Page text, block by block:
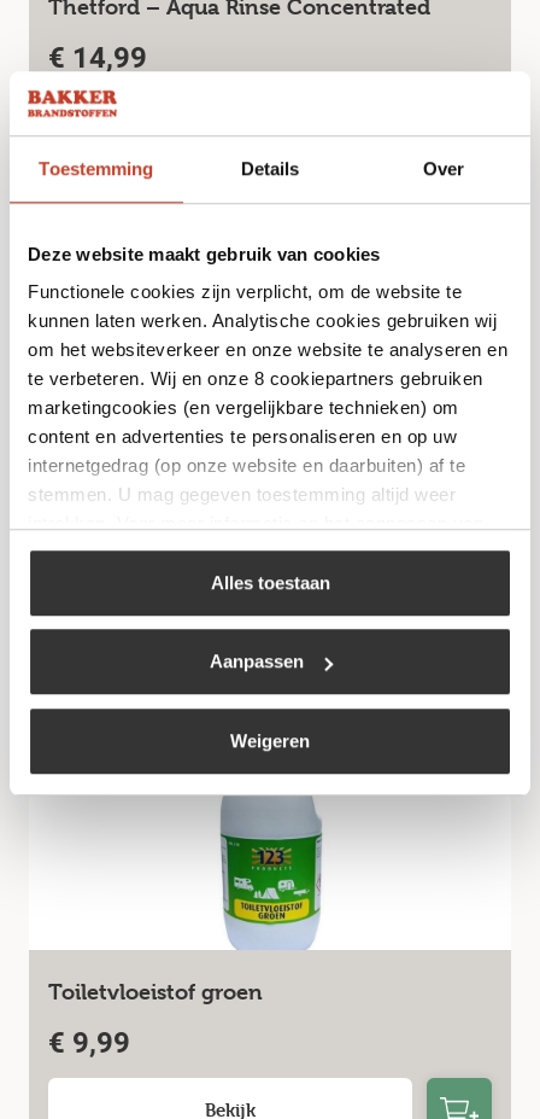
Toestemming Details Over
Deze website maakt gebruik van cookies
Functionele cookies zijn verplicht, om de website te
kunnen laten werken. Analytische cookies gebruiken wij
om het websiteverkeer en onze website te analyseren en
te verbeteren. Wij en onze 8 cookiepartners gebruiken
marketingcookies (en vergelijkbare technieken) om
content en advertenties te personaliseren en op uw
internetgedrag (op onze website en daarbuiten) af te
stemmen. U mag gegeven toestemming altijd weer
uw keuze op onze website verwijzen wij u naar ons
Alles toestaan
Aanpassen
Weigeren
Thetford – Aqua Rinse Concentrated
€ 14,99
Toilet vloeistof blauw
€9,99
Bekijk
Toiletvloeistof groen
€ 9,99
Bekijk